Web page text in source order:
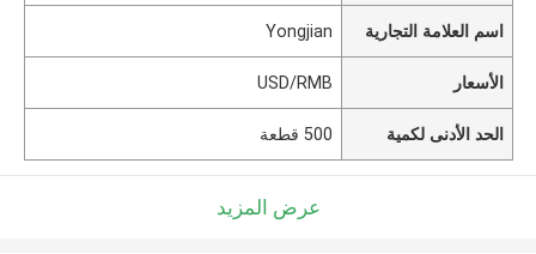
اسم العلامة التجارية Yongjian
الأسعار USD/RMB
الحد الأدنى لكمية 500 قطعة
عرض المزيد